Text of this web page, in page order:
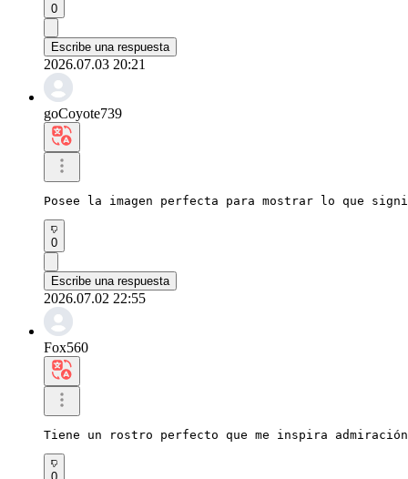
0
Escribe una respuesta
2026.07.03 20:21
goCoyote739
Posee la imagen perfecta para mostrar lo que
0
Escribe una respuesta
2026.07.02 22:55
Fox560
Tiene un rostro perfecto que me inspira